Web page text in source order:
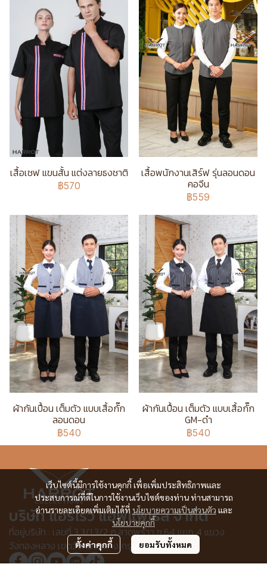
เสื้อเชฟ แขนสั้น แต่งลายธงชาติ
฿570
เสื้อพนักงานเสิร์ฟ รุ่นลอนดอน
คอจีน
฿559
ผ้ากันเปื้อน เต็มตัว แบบเสื้อกั๊ก
ลอนดอน
฿540
ผ้ากันเปื้อน เต็มตัว แบบเสื้อกั๊ก
GM-ดำ
฿540
เว็บไซต์นี้มีการใช้งานคุกกี้ เพื่อเพิ่มประสิทธิภาพและ
ประสบการณ์ที่ดีในการใช้งานเว็บไซต์ของท่าน ท่านสามารถ
อ่านรายละเอียดเพิ่มเติมได้ที่ นโยบายความเป็นส่วนตัว และ
นโยบายคุกกี้
ตั้งค่าคุกกี้ ยอมรับทั้งหมด
บริษัท แอร์โรว์ แอพแพเรล จำกัด
ที่อยู่บริษัท : เลขที่ 3,3/1,3/2 ก.ลาดพร้าว ซ.64 แยก 4 แขวง
วังทองหลาง เขตวังทองหลาง กรุงเทพฯ 10310